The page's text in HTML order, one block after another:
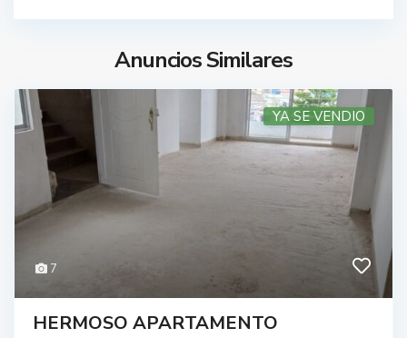
Anuncios Similares
7
YA SE VENDIO
HERMOSO APARTAMENTO